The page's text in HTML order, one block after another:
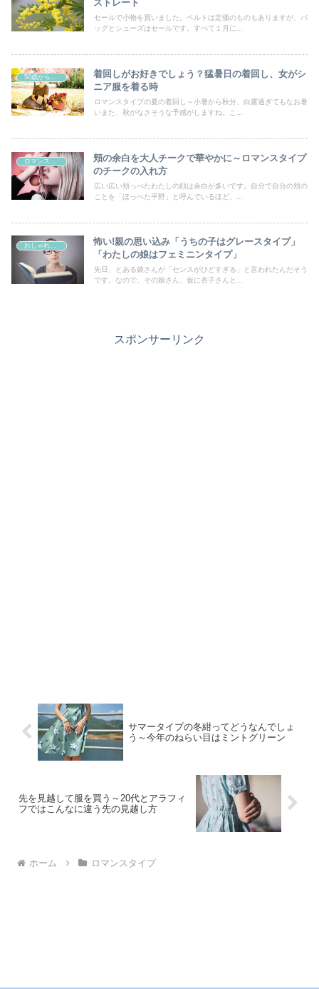
ストレート
セールで小物を買いました。ベルトは定価のものもありますが、バ
ッグとシューズはセールです。すべて１月に...
着回しがお好きでしょう？猛暑日の着回し、女がシ
ニア服を着る時
ロマンスタイプの夏の着回し～小暑から秋分、白露過ぎてもなお暑
いまた、秋がなさそうな予感がしますね。こ...
頬の余白を大人チークで華やかに～ロマンスタイプ
のチークの入れ方
広い広い頬っぺたわたしの顔は余白が多いです。自分で自分の頬の
ことを「ほっぺた平野」と呼んでいるほど、...
怖い!親の思い込み「うちの子はグレースタイプ」
「わたしの娘はフェミニンタイプ」
先日、とある娘さんが「センスがひどすぎる」と言われたんだそう
です。なので、その娘さん、仮に杏子さんと...
スポンサーリンク
サマータイプの冬紺ってどうなんでしょ
う～今年のねらい目はミントグリーン
先を見越して服を買う～20代とアラフィ
フではこんなに違う先の見越し方
ホーム ロマンスタイプ